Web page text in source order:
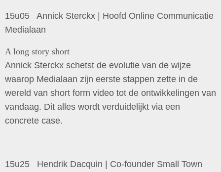
15u05 Annick Sterckx | Hoofd Online Communicatie
Medialaan
A long story short
Annick Sterckx schetst de evolutie van de wijze
waarop Medialaan zijn eerste stappen zette in de
wereld van short form video tot de ontwikkelingen van
vandaag. Dit alles wordt verduidelijkt via een
concrete case.
15u25 Hendrik Dacquin | Co-founder Small Town